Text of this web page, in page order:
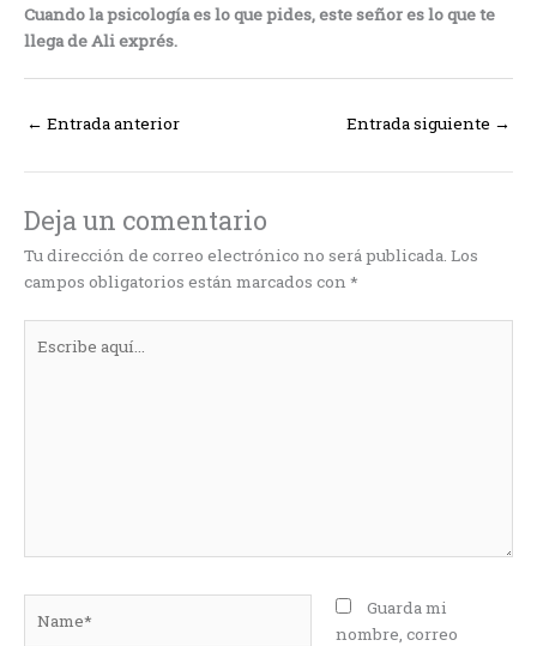
Cuando la psicología es lo que pides, este señor es lo que te
llega de Ali exprés.
← Entrada anterior Entrada siguiente →
Deja un comentario
Tu dirección de correo electrónico no será publicada. Los
campos obligatorios están marcados con *
aquí...
Guarda mi
nombre, correo